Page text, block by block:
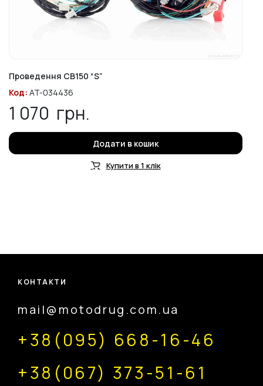
Проведення CB150 “S”
Код: AT-034436
1 070 грн.
Додати в кошик
Купити в 1 клік
КОНТАКТИ
mail@motodrug.com.ua
+38(095) 668-16-46
+38(067) 373-51-61